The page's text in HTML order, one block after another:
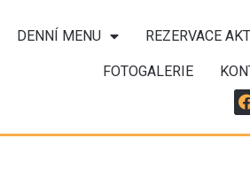
DENNÍ MENU REZERVACE
FOTOGALERIE